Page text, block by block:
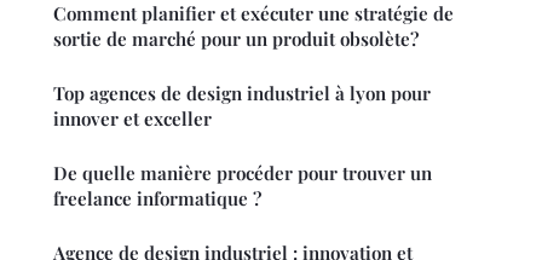
Comment planifier et exécuter une stratégie de
sortie de marché pour un produit obsolète?
Top agences de design industriel à lyon pour
innover et exceller
De quelle manière procéder pour trouver un
freelance informatique ?
Agence de design industriel : innovation et